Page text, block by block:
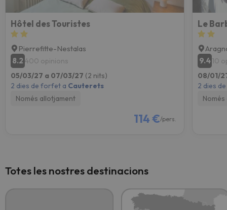
Hôtel des Touristes
Pierrefitte-Nestalas
8.2 400 opinions
05/03/27 a 07/03/27 (2 nits)
2 dies de forfet a Cauterets
Només allotjament
114 €/pers.
Le
9.410
08/01/
2 dies
Totes les nostres destinacions